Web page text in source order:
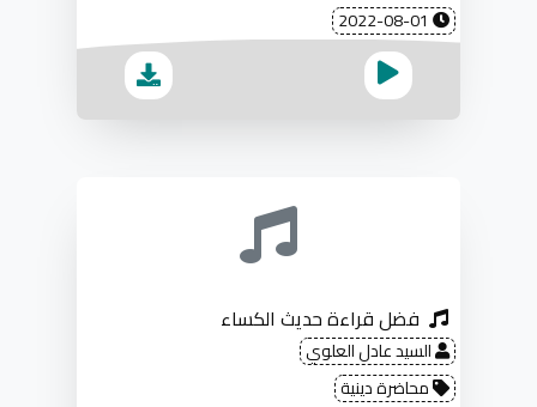
فضل قراءة حديث الكساء
السيد عادل العلوي
محاضرة دينية